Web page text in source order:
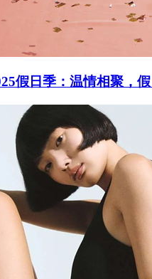
假日季：温情相聚，